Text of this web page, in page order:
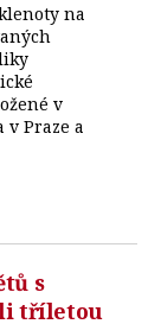
na
v
Praze a
s
tříletou